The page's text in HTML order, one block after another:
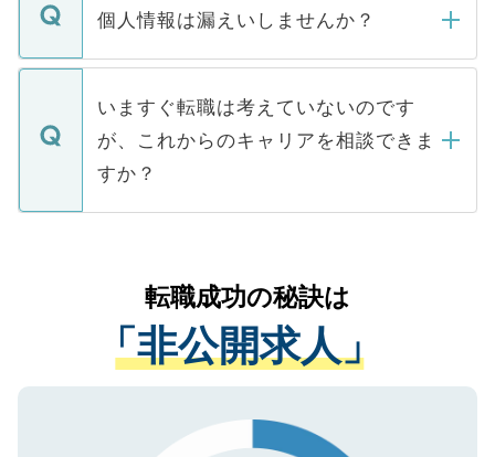
■応募殺到を避けるため 人気のある医療機
関を公にしてしまうと、応募が殺到する場
に、医療機関が求める条件に合った人材の
みを人材紹介会社に依頼するケースが増え
ています。
ん。また、仮に応募先から内定をいただい
定を承諾する必要はありません。内定先へ
の辞退の連絡はキャリアパートナーが行い
個人情報は漏えいしませんか？
個人情報が漏えいすることはありませんの
で、ご安心ください。当サイトからの登録
などで収集したご登録者様の個人情報は、
ご本人のキャリアアップおよび転職活動の
支援を目的に使用いたします。お預かりし
ているすべての個人データはご本人の許可
は、個人情報の取り扱いについての厳密な
管理基準を満たした事業者のみに付与され
る、プライバシーマークを取得済みです。
で、機密保持に関してもご安心ください。
いますぐ転職は考えていないのです
が、これからのキャリアを相談できま
すか？
かがいして、現在の医療機関の状況や紹介
経験をまじえながら、適切なアドバイスを
させていただきます。すぐにご転職をされ
ない方には、長期的なサポートが可能です
ので、まずはご登録ください。
転職成功の秘訣は
「非公開求人」